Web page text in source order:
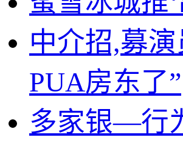
中介招,募
PUA房东了”
多家银—行